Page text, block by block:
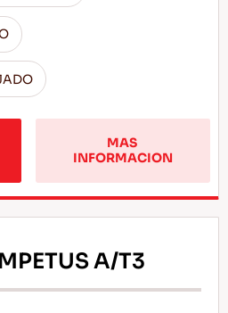
MAS
INFORMACION
A/T3